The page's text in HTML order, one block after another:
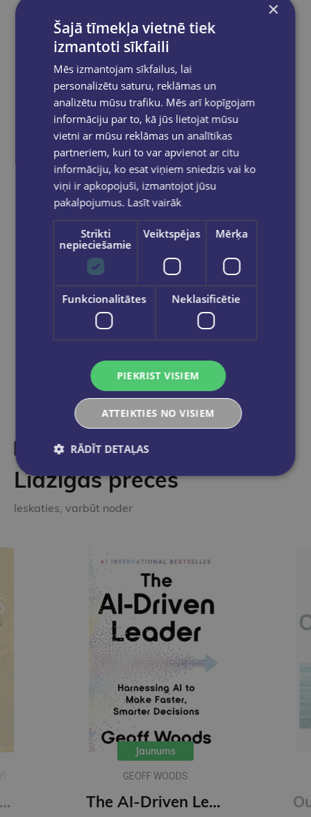
Prece ir mūsu noliktavā un pieejama Jūsu
pasūtījumam.
Reģistrējies un saņem 10% atlaidi pilnas
cenas precēm.
Pasūtījumu apstrāde notiek darba dienās.
Apmaksātie pasūtījumi tiekapstrādāti un
izsūtīti 2-5 darba dienu laikā.
Bezmaksas piegādeuz OMNIVA
pakomātiem Latvijā
pasūtījumiem no €40.00.
grāmatnīcā 1-5 darba dienu laikā, kad
pasūtījums būs gatavs saņemšanai, saņemsi
e-pastu un/ vai SMS.
Dalies sociālajos tīklos:
Līdzīgas preces
Ieskaties, varbūt noder
Confucius : A New Tradition
Jaunums
GEOFF WOODS
The AI-Driven Leader : Harnessing AI to Make Faster, Smarter Decisions
×
Šajā tīmekļa vietnē tiek
izmantoti sīkfaili
Mēs izmantojam sīkfailus, lai
personalizētu saturu, reklāmas un
analizētu mūsu trafiku. Mēs arī kopīgojam
informāciju par to, kā jūs lietojat mūsu
vietni ar mūsu reklāmas un analītikas
partneriem, kuri to var apvienot ar citu
informāciju, ko esat viņiem sniedzis vai ko
viņi ir apkopojuši, izmantojot jūsu
pakalpojumus. Lasīt vairāk
Strikti
nepieciešamie
Veiktspējas Mērķa
Funkcionalitātes Neklasificētie
PIEKRIST VISIEM
ATTEIKTIES NO VISIEM
RĀDĪT DETAĻAS